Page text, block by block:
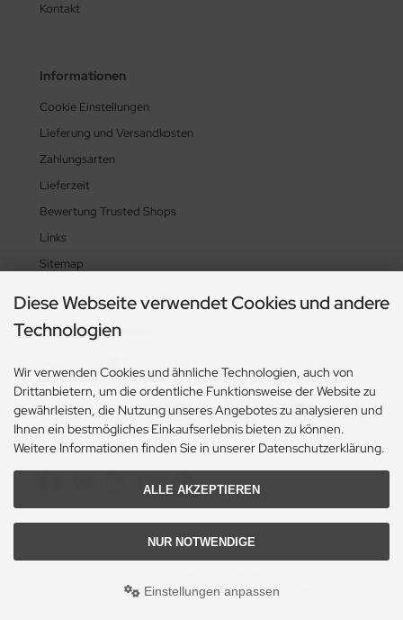
Kontakt
Informationen
Cookie Einstellungen
Lieferung und Versandkosten
Zahlungsarten
Lieferzeit
Bewertung Trusted Shops
Links
Sitemap
Zahlungsmethoden
Social Media
heikes-handgewebtes.de/shop/ - All rights reserved.
Diese Webseite verwendet Cookies und andere
Technologien
Wir verwenden Cookies und ähnliche Technologien, auch von
Drittanbietern, um die ordentliche Funktionsweise der Website zu
gewährleisten, die Nutzung unseres Angebotes zu analysieren und
Ihnen ein bestmögliches Einkaufserlebnis bieten zu können.
Weitere Informationen finden Sie in unserer Datenschutzerklärung.
ALLE AKZEPTIEREN
NUR NOTWENDIGE
Einstellungen anpassen